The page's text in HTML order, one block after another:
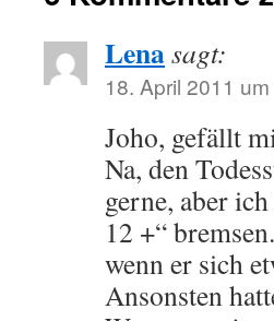
Lenasagt:
18. April 2011
Joho, gefällt
Na, den
gerne, aber
12 +“
wenn er sich
Ansonsten